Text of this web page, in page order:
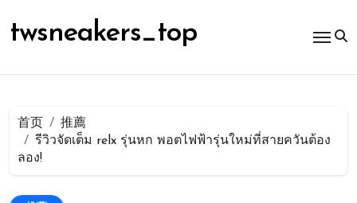
容
twsneakers_top
首页
推薦
รีวิวจัดเต็ม relx รุ่นหก พอตไฟฟ้ารุ่นใหม่ที่สายควันต้อง
ลอง!